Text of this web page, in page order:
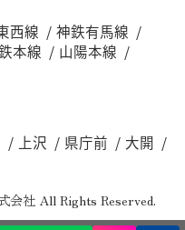
西線
神鉄有馬線
本線
山陽本線
上沢 県庁前
大開
会社 All Rights Reserved.